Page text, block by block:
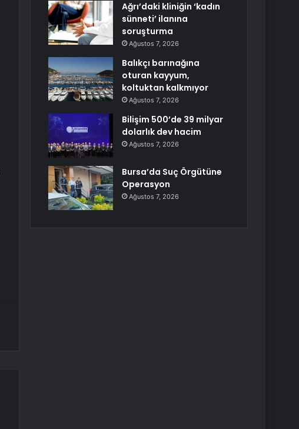
Ağrı’daki kliniğin ‘kadın
sünneti’ ilanına
soruşturma
Ağustos 7, 2026
Balıkçı barınağına
oturan kayyum,
koltuktan kalkmıyor
Ağustos 7, 2026
Bilişim 500’de 39 milyar
dolarlık dev hacim
Ağustos 7, 2026
Bursa’da Suç Örgütüne
Operasyon
Ağustos 7, 2026